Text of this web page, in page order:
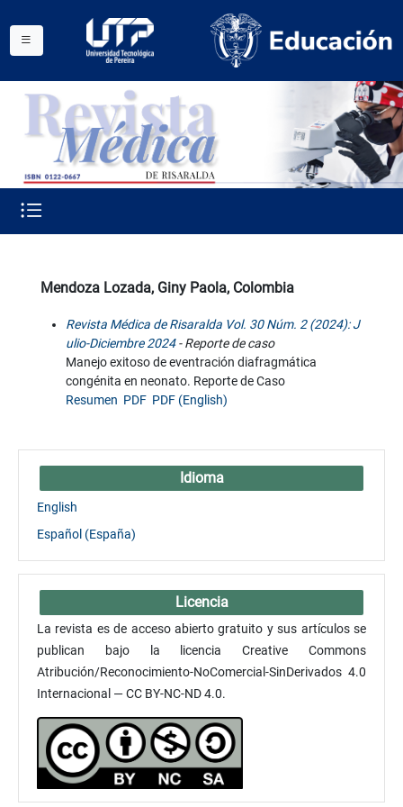
Mendoza Lozada, Giny Paola, Colombia
Revista Médica de Risaralda Vol. 30 Núm. 2 (2024): J
ulio-Diciembre 2024- Reporte de caso
Manejo exitoso de eventración diafragmática
congénita en neonato. Reporte de Caso
Resumen PDF PDF (English)
Idioma
English
Español (España)
Licencia
La revista es de acceso abierto gratuito y sus artículos se
publican bajo la licencia Creative Commons
Atribución/Reconocimiento-NoComercial-SinDerivados 4.0
Internacional — CC BY-NC-ND 4.0.